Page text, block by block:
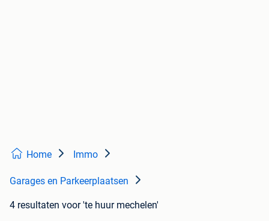
Home Immo
Garages en Parkeerplaatsen
4 resultaten voor 'te huur mechelen'